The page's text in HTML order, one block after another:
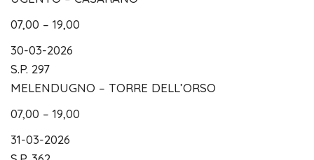
07,00 – 19,00
30-03-2026
S.P. 297
MELENDUGNO – TORRE DELL’ORSO
07,00 – 19,00
31-03-2026